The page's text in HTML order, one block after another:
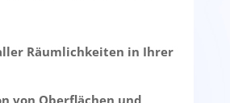
Räumlichkeiten in Ihrer
von Oberflächen und